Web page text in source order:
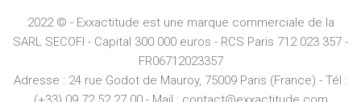
2022 © - Exxactitude est une marque commerciale de la
SARL SECOFI - Capital 300 000 euros - RCS Paris 712 023 357 -
FR06712023357
Adresse : 24 rue Godot de Mauroy, 75009 Paris (France) - Tél :